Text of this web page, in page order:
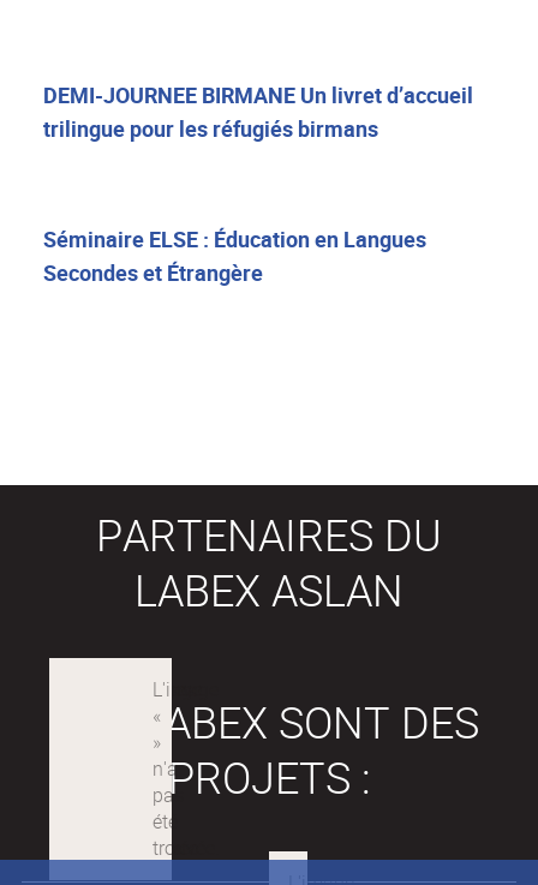
DEMI-JOURNEE BIRMANE Un livret d’accueil
trilingue pour les réfugiés birmans
Séminaire ELSE : Éducation en Langues
Secondes et Étrangère
PARTENAIRES DU
LABEX ASLAN
LES LABEX SONT DES
PROJETS :